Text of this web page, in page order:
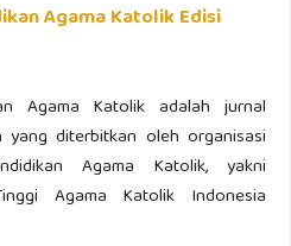
Agama Katolik Edisi
Agama Katolik adalah jurnal
yang diterbitkan oleh organisasi
Agama Katolik, yakni
Agama Katolik Indonesia